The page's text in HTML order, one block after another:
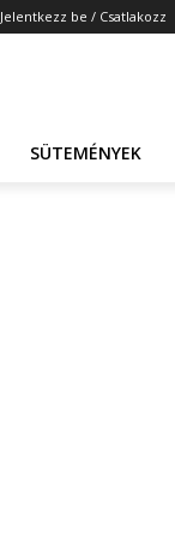
Jelentkezz be / Csatlakozz
SÜTEMÉNYEK